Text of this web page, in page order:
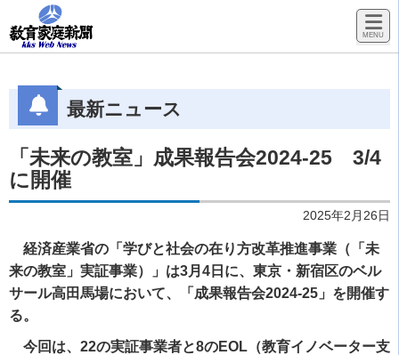
最新ニュース
「未来の教室」成果報告会2024-25 3/4
に開催
2025年2月26日
経済産業省の「学びと社会の在り方改革推進事業（「未
来の教室」実証事業）」は3月4日に、東京・新宿区のベル
サール高田馬場において、「成果報告会2024-25」を開催す
る。
今回は、22の実証事業者と8のEOL（教育イノベーター支